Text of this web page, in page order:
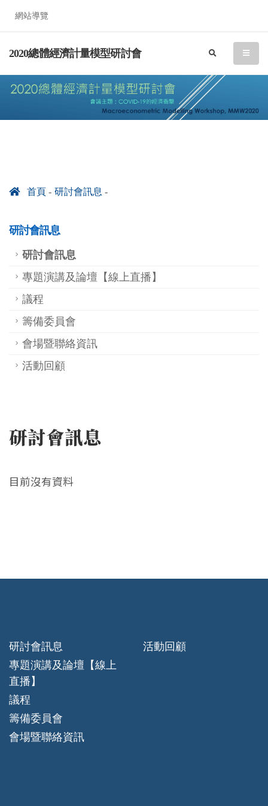
網站導覽
2020總體經濟計量模型研討會 menu
search
首頁 研討會訊息
研討會訊息
研討會訊息
專題演講及論壇【線上直播】
議程
籌備委員會
會場暨聯絡資訊
活動回顧
研討會訊息
目前沒有資料
研討會訊息
專題演講及論壇【線上
直播】
議程
籌備委員會
會場暨聯絡資訊
活動回顧